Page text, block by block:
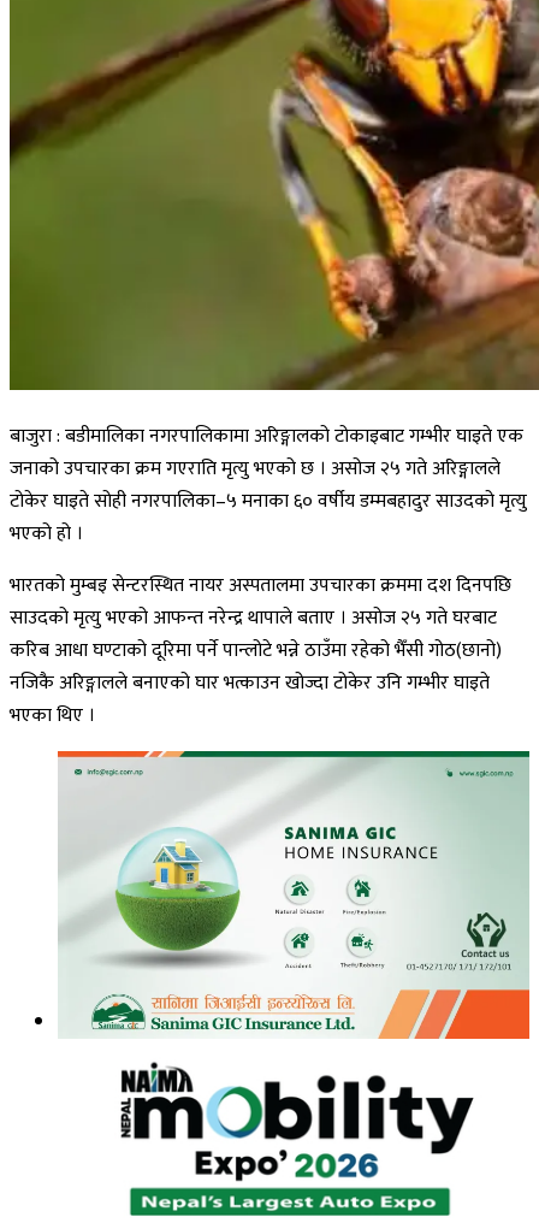
बाजुरा : बडीमालिका नगरपालिकामा अरिङ्गालको टोकाइबाट गम्भीर घाइते एक
जनाको उपचारका क्रम गएराति मृत्यु भएको छ । असोज २५ गते अरिङ्गालले
टोकेर घाइते सोही नगरपालिका–५ मनाका ६० वर्षीय डम्मबहादुर साउदको मृत्यु
भएको हो ।
भारतको मुम्बइ सेन्टरस्थित नायर अस्पतालमा उपचारका क्रममा दश दिनपछि
साउदको मृत्यु भएको आफन्त नरेन्द्र थापाले बताए । असोज २५ गते घरबाट
करिब आधा घण्टाको दूरिमा पर्ने पान्लोटे भन्ने ठाउँमा रहेको भैँसी गोठ(छानो)
नजिकै अरिङ्गालले बनाएको घार भत्काउन खोज्दा टोकेर उनि गम्भीर घाइते
भएका थिए ।